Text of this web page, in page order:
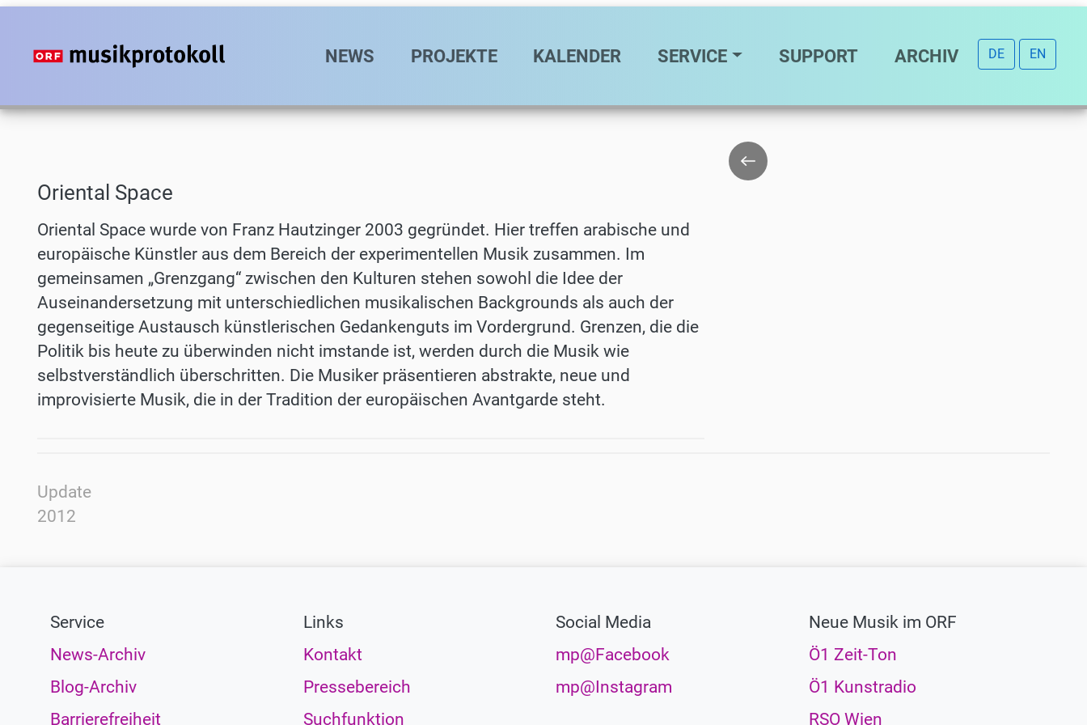
Direkt
Inhalt
Hauptnavigation
NEWS PROJEKTE KALENDER SERVICE SUPPORT ARCHIV DE EN
Oriental Space
Oriental Space wurde von Franz Hautzinger 2003 gegründet. Hier treffen arabische und
europäische Künstler aus dem Bereich der experimentellen Musik zusammen. Im
gemeinsamen „Grenzgang“ zwischen den Kulturen stehen sowohl die Idee der
Auseinandersetzung mit unterschiedlichen musikalischen Backgrounds als auch der
gegenseitige Austausch künstlerischen Gedankenguts im Vordergrund. Grenzen, die die
Politik bis heute zu überwinden nicht imstande ist, werden durch die Musik wie
selbstverständlich überschritten. Die Musiker präsentieren abstrakte, neue und
improvisierte Musik, die in der Tradition der europäischen Avantgarde steht.
Zurück
Update
2012
Service
News-Archiv
Blog-Archiv
Barrierefreiheit
Links
Kontakt
Pressebereich
Suchfunktion
Social Media
mp@Facebook
mp@Instagram
Neue Musik im ORF
Ö1 Zeit-Ton
Ö1 Kunstradio
RSO Wien